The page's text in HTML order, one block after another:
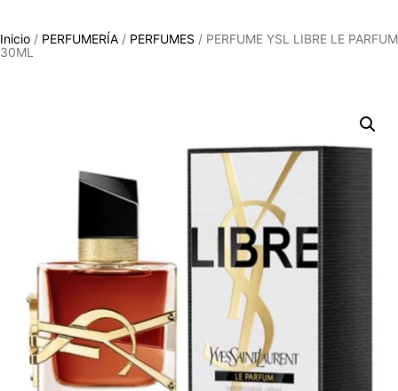
Inicio / PERFUMERÍA / PERFUMES / PERFUME YSL LIBRE LE PARFUM
30ML